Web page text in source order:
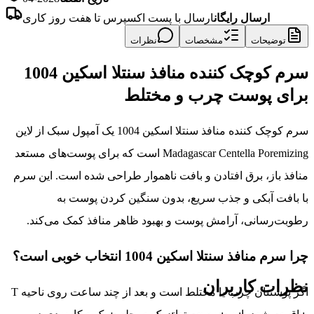
ارسال رایگانارسال با پست اکسپرس تا هفت روز کاری
توضیحات مشخصات نظرات
سرم کوچک کننده منافذ سنتلا اسکین 1004
برای پوست چرب و مختلط
سرم کوچک کننده منافذ سنتلا اسکین 1004 یک آمپول سبک از لاین
Madagascar Centella Poremizing است که برای پوست‌های مستعد
منافذ باز، برق افتادن و بافت ناهموار طراحی شده است. این سرم
با بافت آبکی و جذب سریع، بدون سنگین کردن پوست به
رطوبت‌رسانی، آرامش پوست و بهبود ظاهر منافذ کمک می‌کند.
چرا سرم منافذ سنتلا اسکین 1004 انتخاب خوبی است؟
اگر پوستتان چرب یا مختلط است و بعد از چند ساعت روی ناحیه T
نظرات کاربران